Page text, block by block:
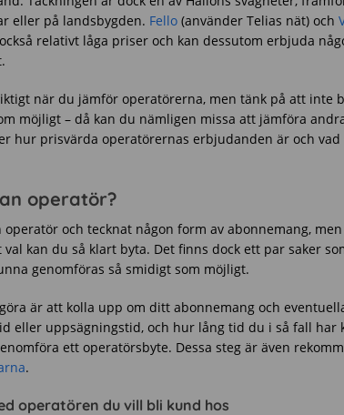
eller på landsbygden. Fello (använder Telias nät) och
relativt låga priser och kan dessutom erbjuda
när du jämför operatörerna, men tänk på att inte
möjligt – då kan du nämligen missa att jämföra
hur prisvärda operatörernas erbjudanden är och
operatör?
operatör och tecknat någon form av abonnemang,
kan du så klart byta. Det finns dock ett par saker
genomföras så smidigt som möjligt.
är att kolla upp om ditt abonnemang och
eller uppsägningstid, och hur lång tid du i så fall har
ett operatörsbyte. Dessa steg är även
.
operatören du vill bli kund hos